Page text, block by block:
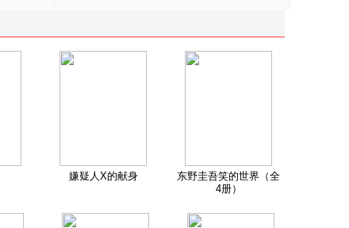
嫌疑人X的献身
东野圭吾笑的世界（全
4册）